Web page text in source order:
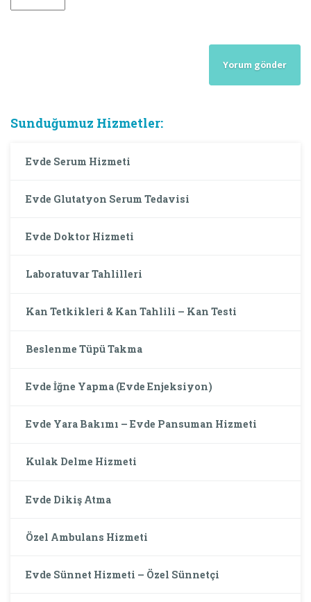
Sunduğumuz Hizmetler:
Evde Serum Hizmeti
Evde Glutatyon Serum Tedavisi
Evde Doktor Hizmeti
Laboratuvar Tahlilleri
Kan Tetkikleri & Kan Tahlili – Kan Testi
Beslenme Tüpü Takma
Evde İğne Yapma (Evde Enjeksiyon)
Evde Yara Bakımı – Evde Pansuman Hizmeti
Kulak Delme Hizmeti
Evde Dikiş Atma
Özel Ambulans Hizmeti
Evde Sünnet Hizmeti – Özel Sünnetçi